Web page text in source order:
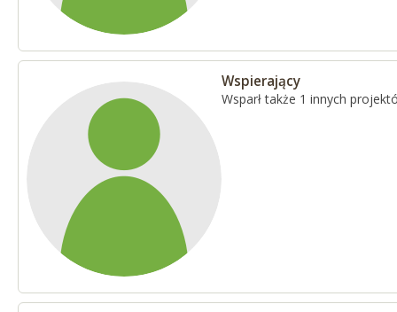
Wspierający
Wsparł także 1 innych